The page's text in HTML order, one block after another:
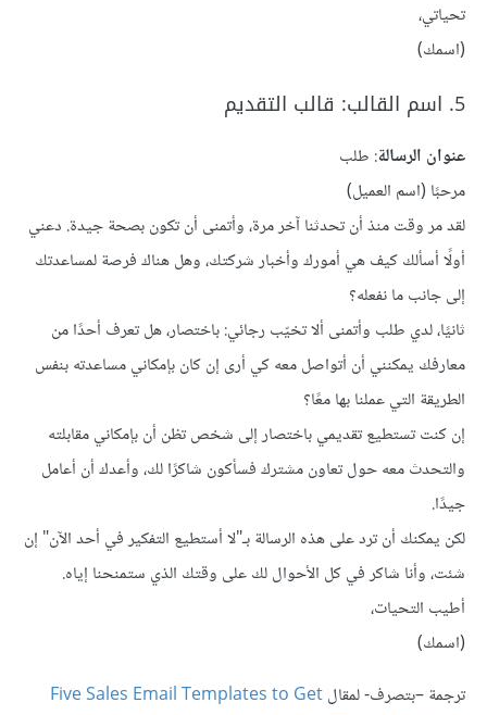
تحياتي،
(اسمك)
5. اسم القالب: قالب التقديم
عنوان الرسالة: طلب
مرحبًا (اسم العميل)
لقد مر وقت منذ أن تحدثنا آخر مرة، وأتمنى أن تكون بصحة جيدة. دعني
أولًا أسألك كيف هي أمورك وأخبار شركتك، وهل هناك فرصة لمساعدتك
إلى جانب ما نفعله؟
ثانيًا، لدي طلب وأتمنى ألا تخيّب رجائي: باختصار، هل تعرف أحدًا من
معارفك يمكنني أن أتواصل معه كي أرى إن كان بإمكاني مساعدته بنفس
الطريقة التي عملنا بها معًا؟
إن كنت تستطيع تقديمي باختصار إلى شخص تظن أن بإمكاني مقابلته
والتحدث معه حول تعاون مشترك فسأكون شاكرًا لك، وأعدك أن أعامل
جيدًا.
لكن يمكنك أن ترد على هذه الرسالة بـ"لا أستطيع التفكير في أحد الآن" إن
شئت، وأنا شاكر في كل الأحوال لك على وقتك الذي ستمنحنا إياه.
أطيب التحيات،
(اسمك)
ترجمة –بتصرف- لمقالFive Sales Email Templates to Get